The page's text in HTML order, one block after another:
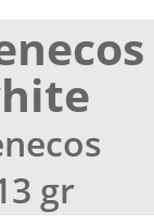
gr